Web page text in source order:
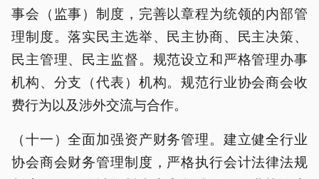
事会（监事）制度，完善以章程为统领的内部管
理制度。落实民主选举、民主协商、民主决策、
民主管理、民主监督。规范设立和严格管理办事
机构、分支（代表）机构。规范行业协会商会收
费行为以及涉外交流与合作。
（十一）全面加强资产财务管理。建立健全行业
协会商会财务管理制度，严格执行会计法律法规